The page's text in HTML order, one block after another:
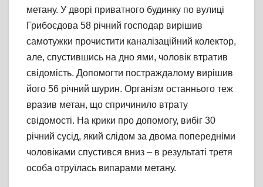
метану. У дворі приватного будинку по вулиці
Грибоєдова 58 річний господар вирішив
самотужки прочистити каналізаційний колектор,
але, спустившись на дно ями, чоловік втратив
свідомість. Допомогти постраждалому вирішив
його 56 річний шурин. Організм останнього теж
вразив метан, що спричинило втрату
свідомості. На крики про допомогу, вибіг 30
річний сусід, який слідом за двома попередніми
чоловіками спустився вниз – в результаті третя
особа отруїлась випарами метану.